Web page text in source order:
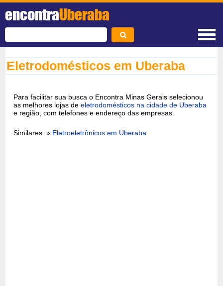
encontraUberaba
Eletrodomésticos em Uberaba
Para facilitar sua busca o Encontra Minas Gerais selecionou
as melhores lojas deeletrodomésticos na cidade de Uberaba
e região, com telefones e endereço das empresas.
Similares: » Eletroeletrônicos em Uberaba